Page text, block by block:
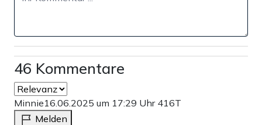
46 Kommentare
Minnie16.06.2025 um 17:29 Uhr 416T
Melden